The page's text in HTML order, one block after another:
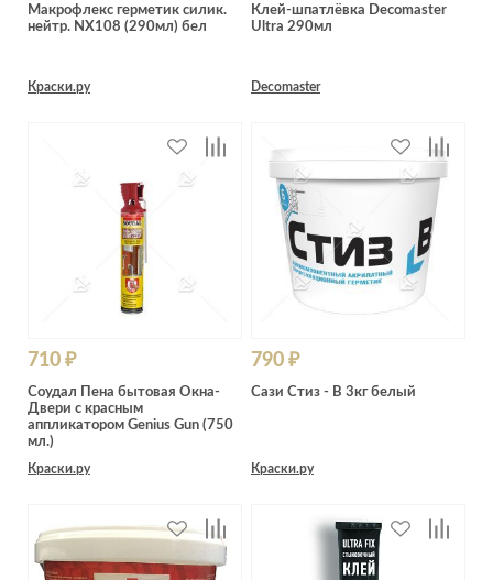
Макрофлекс герметик силик.
нейтр. NX108 (290мл) бел
Краски.ру
Клей-шпатлёвка Decomaster
Ultra 290мл
Decomaster
710 ₽
Соудал Пена бытовая Окна-
Двери с красным
аппликатором Genius Gun (750
мл.)
Краски.ру
790 ₽
Сази Стиз - В 3кг белый
Краски.ру